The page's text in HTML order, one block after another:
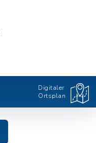
Digitaler
Ortsplan